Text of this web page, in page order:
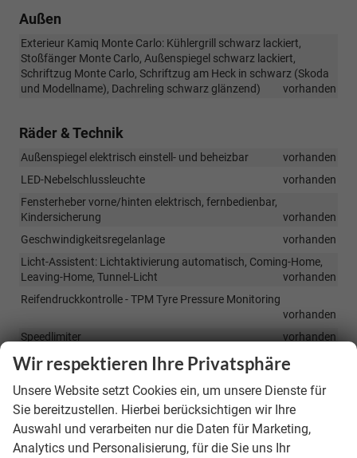
Außen
Exterieur Kamiq Monte Carlo: Kühlergrill schwarz lackiert,
Stoßfänger Monte Carlo, Außenspiegel schwarz lackiert,
Schriftzug Monte Carlo, Schriftzug am Heck in schwarz (Skoda
und Modellname), Dachreling schwarz glänzend)
vorhanden
Räder & Technik
Außenspiegel elektrisch einstell- und beheizbar
vorhanden
LED-Nebelschlussleuchte
vorhanden
Fensterheber vorne/hinten elektrisch, fernbedienbar,
Kindersicherung
vorhanden
Geschwindigkeitsregelanlage
vorhanden
Licht-Assistent: Lichtaktivierung automatisch, Coming-Home,
Leaving-Home, Tunnel-Licht
vorhanden
Reifendruckkontrolle - TPM Tyre Pressure Monitoring
vorhanden
Speedlimiter
vorhanden
Zentralverriegelung mit Fernbedienung
vorhanden
Trichter für Waschwasser
Anhängerkupplung-Vorbereitung
vorhanden
Berg-Anfahr-Assistent, HHC Hill Hold Control
vorhanden
Wir respektieren Ihre Privatsphäre
Unsere Website setzt Cookies ein, um unsere Dienste für
Sie bereitzustellen. Hierbei berücksichtigen wir Ihre
Auswahl und verarbeiten nur die Daten für Marketing,
Analytics und Personalisierung, für die Sie uns Ihr